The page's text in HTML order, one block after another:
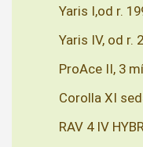
Yaris I,od r.
Yaris IV, od r.
ProAce II, 3
Corolla XI
RAV 4 IV